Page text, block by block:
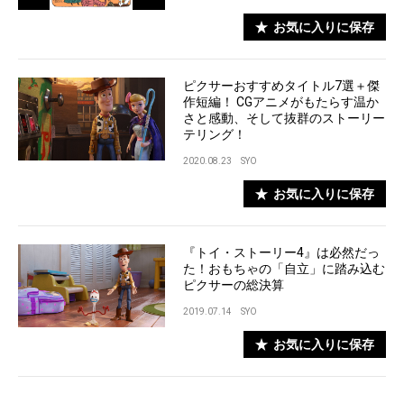
お気に入りに保存
ピクサーおすすめタイトル7選＋傑
作短編！ CGアニメがもたらす温か
さと感動、そして抜群のストーリー
テリング！
2020.08.23 SYO
お気に入りに保存
『トイ・ストーリー4』は必然だっ
た！おもちゃの「自立」に踏み込む
ピクサーの総決算
2019.07.14 SYO
お気に入りに保存